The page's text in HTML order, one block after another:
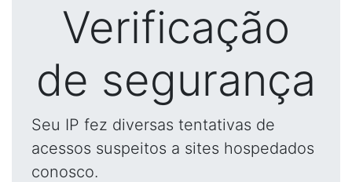
Verificação
de segurança
Seu IP fez diversas tentativas de
acessos suspeitos a sites hospedados
conosco.